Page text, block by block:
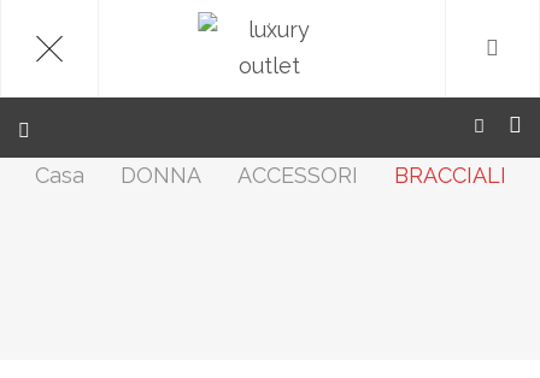
.
Casa DONNA ACCESSORI BRACCIALI